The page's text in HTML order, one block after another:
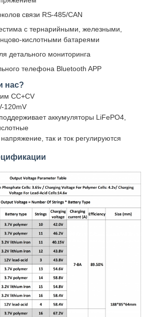
связи RS-485/CAN
с тернарийными, железными,
кислотными батареями
детального мониторинга
телефона Bluetooth APP
нас?
CC+CV
120mV
аккумуляторы LiFePO4,
напряжение, так и ток регулируются